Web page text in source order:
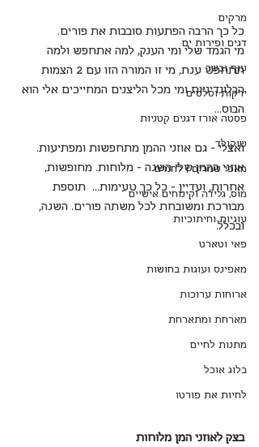
מרקים
דגים ופירות ים
עוף ובשר
ירקות וסלטים
פסטה אורז דגנים קטניות
שוקולד
מאפי שמרים | לחמים
מוס, גלידה וקינוחים אישיים
עוגיות וחיתוכיות
פאי וטארט
מאפינס ועוגות בחושות
ארוחות ערוכות
מארחת ומתארחת
מתנות לחיים
בלוג אוכל
לחיות את פורטו
כל כך הרבה הפתעות סובבות את פורים.
מי הגמד שלי ומי הענק, למה אתחפש ולמה
תתחפש ענת, מי זו המורה הזו עם 2 הצמות
הבלונדיניות ומי מכל הליצנים המחייכים אלי הוא
הבוס...
ואצלי - גם אוזני ההמן מתחפשות ומפתיעות.
אוזני ההמן שלי השנה - מלוחות. מחופשות,
אחרות, ועדיין - כל כך טעימות...  תוספת
מבורכת ומשובחת לכל משתה פורים. השנה,
ובכלל.
בצק לאוזני המן מלוחות